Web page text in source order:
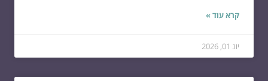
קרא עוד »
יונ 01, 2026